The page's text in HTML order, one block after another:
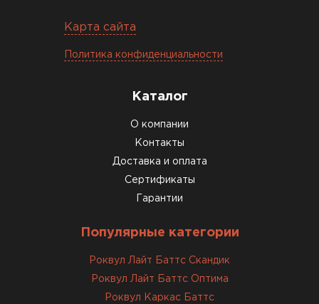
Карта сайта
Политика конфиденциальности
Каталог
О компании
Контакты
Доставка и оплата
Сертификаты
Гарантии
Популярные категории
Роквул Лайт Баттс Скандик
Роквул Лайт Баттс Оптима
Роквул Каркас Баттс